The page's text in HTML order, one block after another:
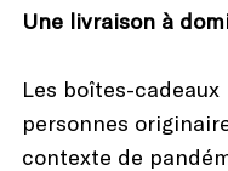
Une livraison à
Les boîtes-cadeaux
personnes
contexte de